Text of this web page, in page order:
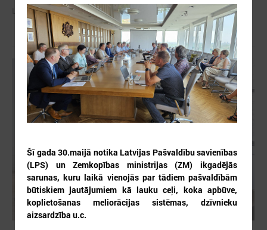
ZIŅAS LPS
Šī gada 30.maijā notika Latvijas Pašvaldību savienības
(LPS) un Zemkopības ministrijas (ZM) ikgadējās
sarunas, kuru laikā vienojās par tādiem pašvaldībām
būtiskiem jautājumiem kā lauku ceļi, koka apbūve,
koplietošanas meliorācijas sistēmas, dzīvnieku
aizsardzība u.c.